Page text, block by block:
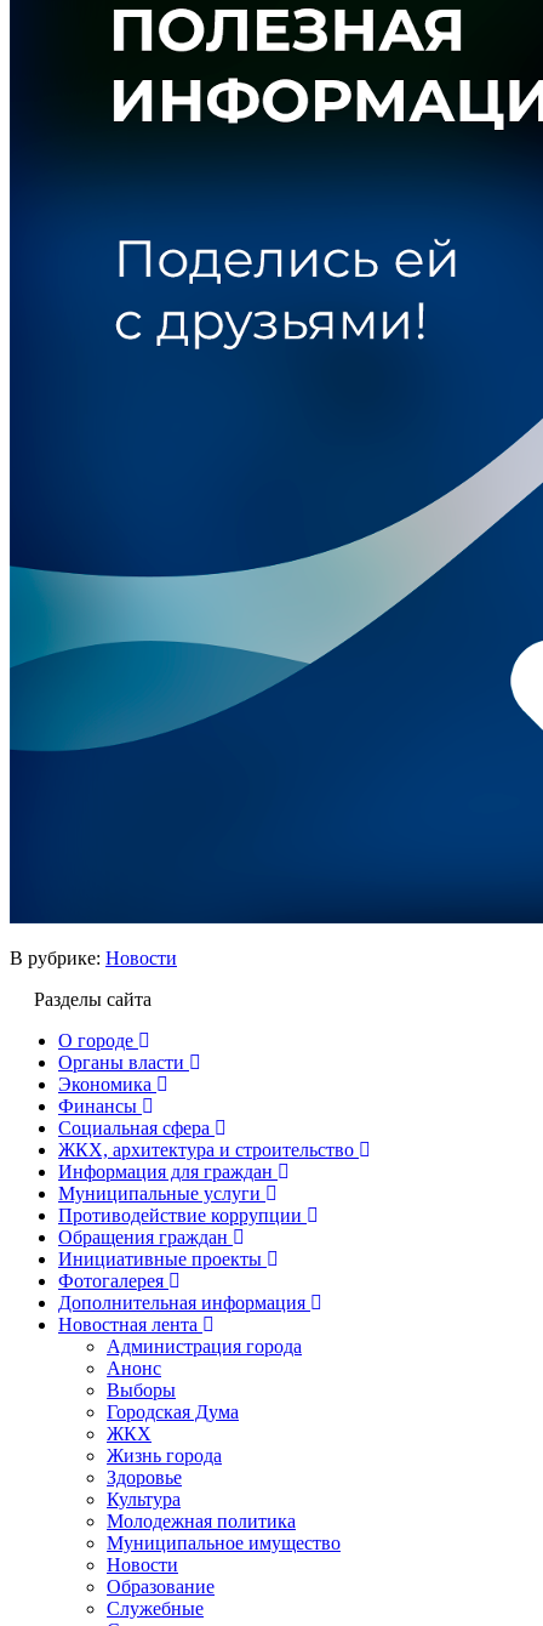
В рубрике: Новости
Разделы сайта
О городе
Органы власти
Экономика
Финансы
Социальная сфера
ЖКХ, архитектура и строительство
Информация для граждан
Муниципальные услуги
Противодействие коррупции
Обращения граждан
Инициативные проекты
Фотогалерея
Дополнительная информация
Новостная лента
Администрация города
Анонс
Выборы
Городская Дума
ЖКХ
Жизнь города
Здоровье
Культура
Молодежная политика
Муниципальное имущество
Новости
Образование
Служебные